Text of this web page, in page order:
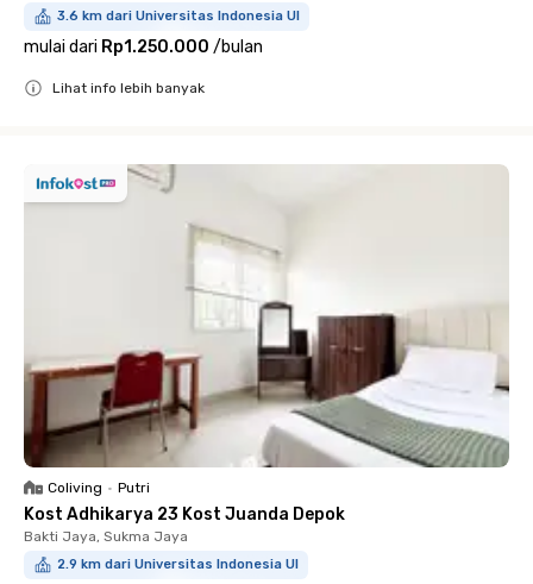
3.6 km dari Universitas Indonesia UI
mulai dari Rp1.250.000 /bulan
Lihat info lebih banyak
Coliving • Putri
Kost Adhikarya 23 Kost Juanda Depok
Bakti Jaya, Sukma Jaya
2.9 km dari Universitas Indonesia UI